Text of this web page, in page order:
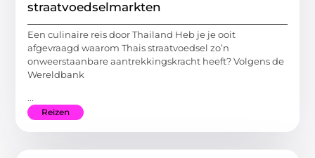
straatvoedselmarkten
Een culinaire reis door Thailand Heb je je ooit
afgevraagd waarom Thais straatvoedsel zo’n
onweerstaanbare aantrekkingskracht heeft? Volgens de
Wereldbank
...
Reizen